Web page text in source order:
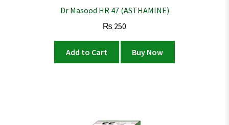
Dr Masood HR 47 (ASTHAMINE)
₨ 250
Add to Cart Buy Now